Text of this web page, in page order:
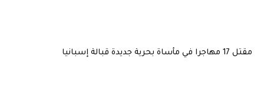
مقتل 17 مهاجرا في مأساة بحرية جديدة قبالة إسبانيا